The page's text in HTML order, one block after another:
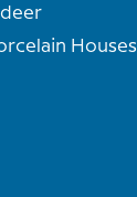
Houses